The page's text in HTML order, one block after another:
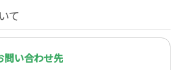
て
問い合わせ先